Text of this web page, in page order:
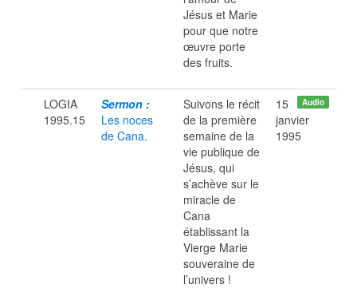
Jésus et Marie
pour que notre
œuvre porte
des fruits.
LOGIA
1995.15
Sermon :
Les noces
de Cana.
Suivons le récit
de la première
semaine de la
vie publique de
Jésus, qui
s’achève sur le
miracle de
Cana
établissant la
Vierge Marie
souveraine de
l’univers !
Audio
15
janvier
1995